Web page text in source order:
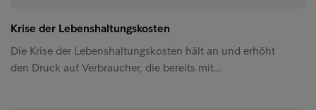
Krise der Lebenshaltungskosten
Die Krise der Lebenshaltungskosten hält an und erhöht
den Druck auf Verbraucher, die bereits mit…